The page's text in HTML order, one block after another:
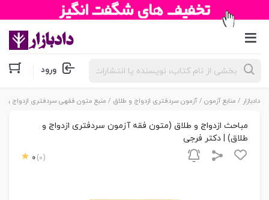
جستجوی
محصولات ورود
دادبازار / منابع آزمون /آزمون سردفتری ازدواج و طلاق / منبع متون فقهی سردفتری ازدواج و
مباحث ازدواج و طلاق (متون فقه آزمون سردفتری ازدواج و
طلاق) | دکتر فرجی
0 (0)